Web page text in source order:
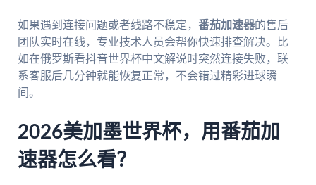
如果遇到连接问题或者线路不稳定， 番茄加速器的售后
团队实时在线，专业技术人员会帮你快速排查解决。比
如在俄罗斯看抖音世界杯中文解说时突然连接失败，联
系客服后几分钟就能恢复正常，不会错过精彩进球瞬
间。
2026美加墨世界杯，用番茄加
速器怎么看？